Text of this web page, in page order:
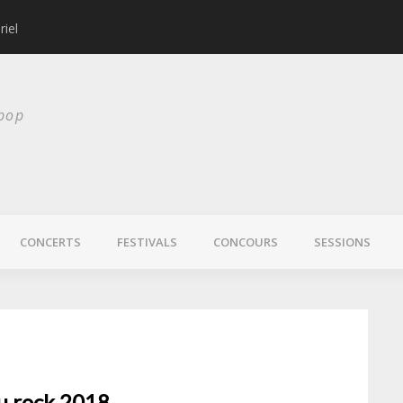
CONCERTS FESTIVALS CONCOURS SESSIONS